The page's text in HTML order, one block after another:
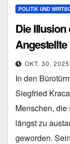
POLITIK UND
Die
der Moderne
OKT. 30, 2025
In den
Siegfried
Menschen,
längst zu
geworden.